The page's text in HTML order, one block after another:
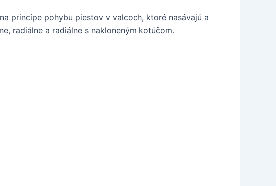
princípe pohybu piestov v valcoch, ktoré nasávajú a
radiálne a radiálne s nakloneným kotúčom.